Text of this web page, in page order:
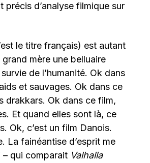
d’analyse filmique sur
le titre français) est autant
mère une belluaire
de l’humanité. Ok dans
et sauvages. Ok dans ce
drakkars. Ok dans ce film,
Et quand elles sont là, ce
Ok, c’est un film Danois.
La fainéantise d’esprit me
– qui comparait Valhalla